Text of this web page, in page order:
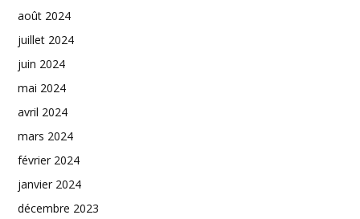
août 2024
juillet 2024
juin 2024
mai 2024
avril 2024
mars 2024
février 2024
janvier 2024
décembre 2023